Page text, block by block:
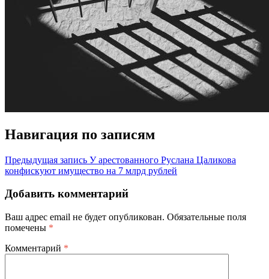
Навигация по записям
Предыдущая запись У арестованного Руслана Цаликова
конфискуют имущество на 7 млрд рублей
Добавить комментарий
Ваш адрес email не будет опубликован. Обязательные поля
помечены *
Комментарий *